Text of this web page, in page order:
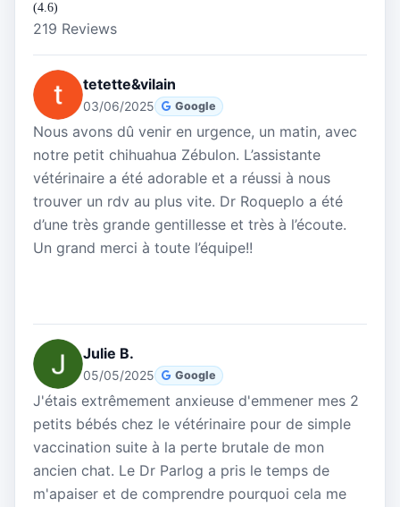
(4.6)
219 Reviews
tetette&vilain
03/06/2025 Google
Nous avons dû venir en urgence, un matin, avec
notre petit chihuahua Zébulon. L’assistante
vétérinaire a été adorable et a réussi à nous
trouver un rdv au plus vite. Dr Roqueplo a été
d’une très grande gentillesse et très à l’écoute.
Un grand merci à toute l’équipe!!
Julie B.
05/05/2025 Google
J'étais extrêmement anxieuse d'emmener mes 2
petits bébés chez le vétérinaire pour de simple
vaccination suite à la perte brutale de mon
ancien chat. Le Dr Parlog a pris le temps de
m'apaiser et de comprendre pourquoi cela me